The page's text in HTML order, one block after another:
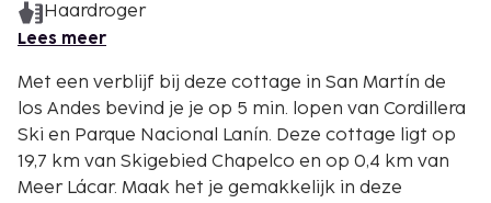
Haardroger
Lees meer
Met een verblijf bij deze cottage in San Martín de
los Andes bevind je je op 5 min. lopen van Cordillera
Ski en Parque Nacional Lanín. Deze cottage ligt op
19,7 km van Skigebied Chapelco en op 0,4 km van
Meer Lácar. Maak het je gemakkelijk in deze